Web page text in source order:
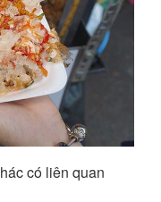
có liên quan